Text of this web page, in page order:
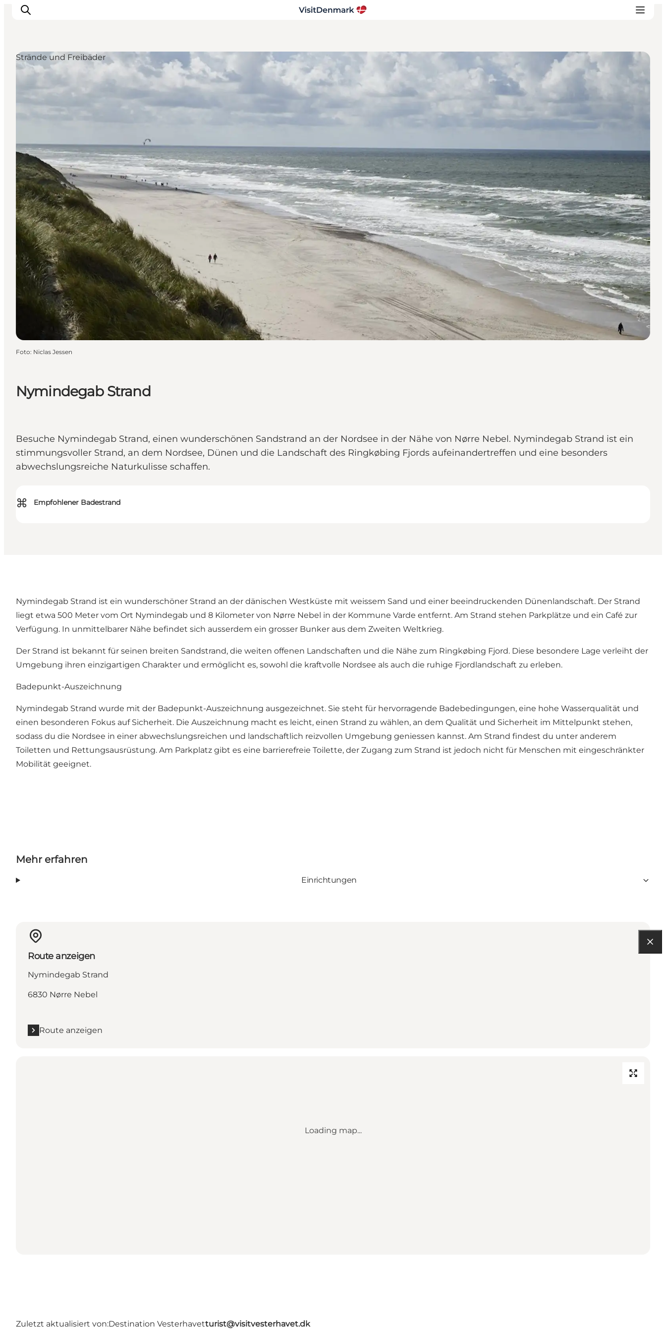
Inspiration
Regionen
Erlebnisse
Nymindegab Strand
Besuche Nymindegab Strand, einen wunderschönen Sandstrand an der Nordsee in der Nähe von Nørre Nebel. Nymindegab Strand ist ein
stimmungsvoller Strand, an dem Nordsee, Dünen und die Landschaft des Ringkøbing Fjords aufeinandertreffen und eine besonders
abwechslungsreiche Naturkulisse schaffen.
⌘ Empfohlener Badestrand
Strände und Freibäder
Foto: Niclas Jessen
Nymindegab Strand ist ein wunderschöner Strand an der dänischen Westküste mit weissem Sand und einer beeindruckenden Dünenlandschaft. Der Strand
liegt etwa 500 Meter vom Ort Nymindegab und 8 Kilometer von Nørre Nebel in der Kommune Varde entfernt. Am Strand stehen Parkplätze und ein Café zur
Verfügung. In unmittelbarer Nähe befindet sich ausserdem ein grosser Bunker aus dem Zweiten Weltkrieg.
Der Strand ist bekannt für seinen breiten Sandstrand, die weiten offenen Landschaften und die Nähe zum Ringkøbing Fjord. Diese besondere Lage verleiht der
Umgebung ihren einzigartigen Charakter und ermöglicht es, sowohl die kraftvolle Nordsee als auch die ruhige Fjordlandschaft zu erleben.
Badepunkt-Auszeichnung
Nymindegab Strand wurde mit der Badepunkt-Auszeichnung ausgezeichnet. Sie steht für hervorragende Badebedingungen, eine hohe Wasserqualität und
einen besonderen Fokus auf Sicherheit. Die Auszeichnung macht es leicht, einen Strand zu wählen, an dem Qualität und Sicherheit im Mittelpunkt stehen,
sodass du die Nordsee in einer abwechslungsreichen und landschaftlich reizvollen Umgebung geniessen kannst. Am Strand findest du unter anderem
Toiletten und Rettungsausrüstung. Am Parkplatz gibt es eine barrierefreie Toilette, der Zugang zum Strand ist jedoch nicht für Menschen mit eingeschränkter
Mobilität geeignet.
Mehr erfahren
Einrichtungen
Route anzeigen
Nymindegab Strand
6830 Nørre Nebel
Route anzeigen
Loading map...
Zuletzt aktualisiert von:Destination Vesterhavetturist@visitvesterhavet.dk